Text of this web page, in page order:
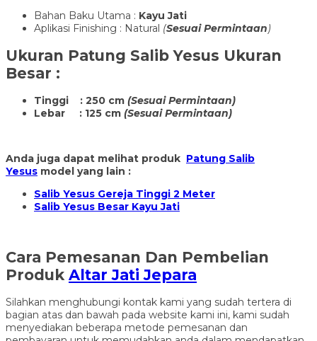
Bahan Baku Utama : Kayu Jati
Aplikasi Finishing : Natural (Sesuai Permintaan)
Ukuran Patung Salib Yesus Ukuran
Besar :
Tinggi : 250 cm (Sesuai Permintaan)
Lebar : 125 cm (Sesuai Permintaan)
Anda juga dapat melihat produk Patung Salib
Yesus model yang lain :
Salib Yesus Gereja Tinggi 2 Meter
Salib Yesus Besar Kayu Jati
Cara Pemesanan Dan Pembelian
Produk Altar Jati Jepara
Silahkan menghubungi kontak kami yang sudah tertera di
bagian atas dan bawah pada website kami ini, kami sudah
menyediakan beberapa metode pemesanan dan